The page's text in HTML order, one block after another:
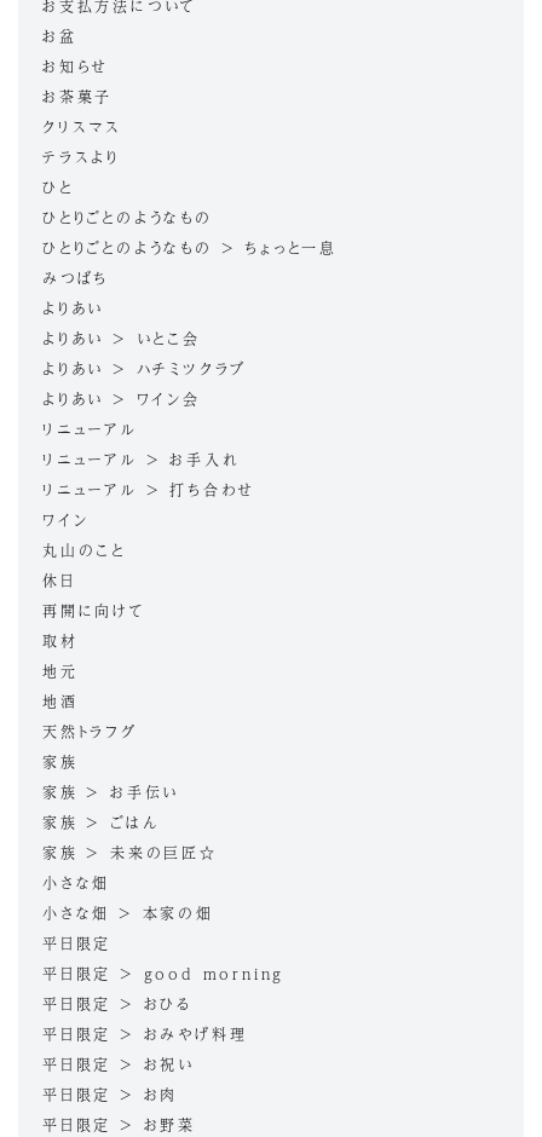
お支払方法について
お盆
お知らせ
お茶菓子
クリスマス
テラスより
ひと
ひとりごとのようなもの
ひとりごとのようなもの > ちょっと一息
みつばち
よりあい
よりあい > いとこ会
よりあい > ハチミツクラブ
よりあい > ワイン会
リニューアル
リニューアル > お手入れ
リニューアル > 打ち合わせ
ワイン
丸山のこと
休日
再開に向けて
取材
地元
地酒
天然トラフグ
家族
家族 > お手伝い
家族 > ごはん
家族 > 未来の巨匠☆
小さな畑
小さな畑 > 本家の畑
平日限定
平日限定 > good morning
平日限定 > おひる
平日限定 > おみやげ料理
平日限定 > お祝い
平日限定 > お肉
平日限定 > お野菜